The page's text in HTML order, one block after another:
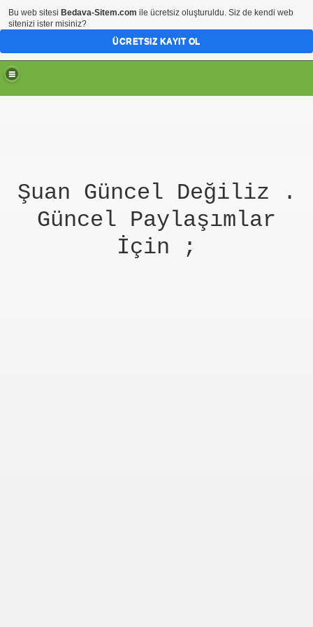
Şuan Güncel Değiliz .
Güncel Paylaşımlar
İçin ;
Bu web sitesi Bedava-Sitem.com ile ücretsiz oluşturuldu. Siz de kendi web
sitenizi ister misiniz?
ÜCRETSIZ KAYIT OL